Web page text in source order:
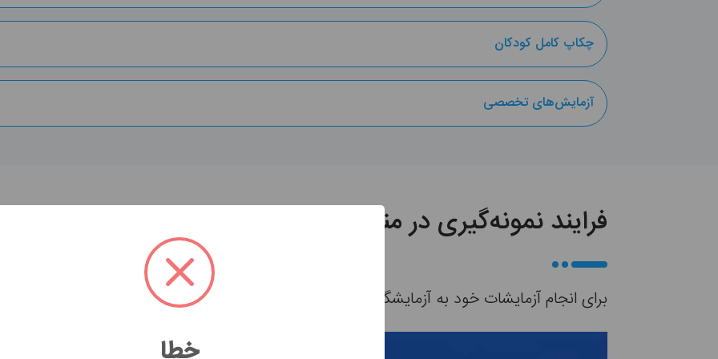
چکاپ کامل کودکان
آزمایش‌های تخصصی
فرایند نمونه‌گیری در منزل به چه شکل است؟
برای انجام آزمایشات خود به آزمایشگاه نروید! هومکا اینجاست تا شما را از رفتن به آزمایشگاه بی